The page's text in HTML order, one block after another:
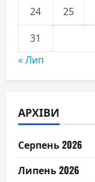
24
25
31
« Лип
АРХІВИ
Серпень 2026
Липень 2026